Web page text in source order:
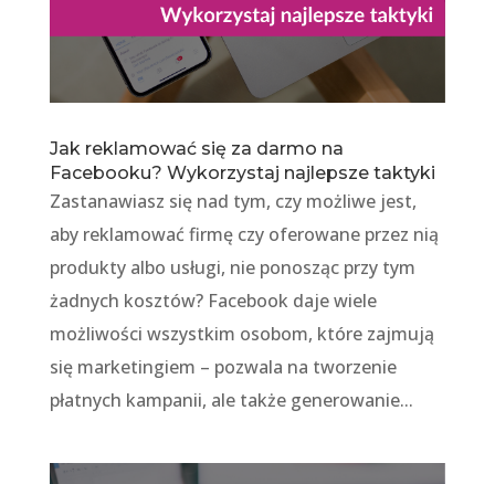
Jak reklamować się za darmo na
Facebooku? Wykorzystaj najlepsze taktyki
Zastanawiasz się nad tym, czy możliwe jest,
aby reklamować firmę czy oferowane przez nią
produkty albo usługi, nie ponosząc przy tym
żadnych kosztów? Facebook daje wiele
możliwości wszystkim osobom, które zajmują
się marketingiem – pozwala na tworzenie
płatnych kampanii, ale także generowanie...